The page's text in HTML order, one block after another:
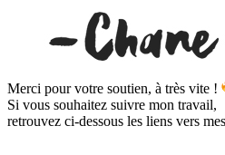
Merci pour votre soutien, à très vite !
Si vous souhaitez suivre mon travail,
retrouvez ci-dessous les liens vers